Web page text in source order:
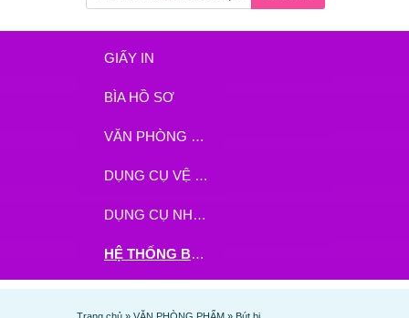
GIẤY IN
BÌA HỒ SƠ
VĂN PHÒNG PHẨM
DỤNG CỤ VỆ SINH
DỤNG CỤ NHÀ BẾP
HỆ THỐNG BHX - TGDĐ ĐẶT HÀNG TẠI ĐÂY